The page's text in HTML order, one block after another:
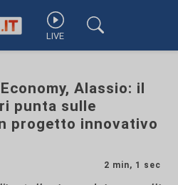
LIVE
Alassio: il
punta sulle
progetto innovativo
2 min, 1 sec